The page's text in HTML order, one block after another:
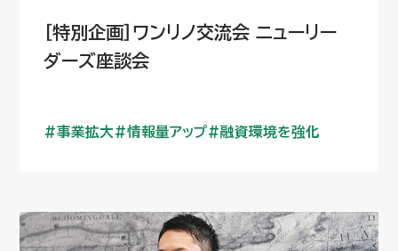
［特別企画］ワンリノ交流会 ニューリー
ダーズ座談会
事業拡大 情報量アップ 融資環境を強化